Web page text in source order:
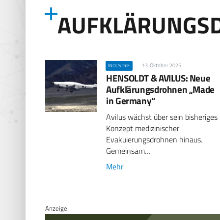
INDUSTRIE 13. Oktober 2025
HENSOLDT & AVILUS: Neue
Aufklärungsdrohnen „Made
in Germany“
Avilus wächst über sein bisheriges
Konzept medizinischer
Evakuierungsdrohnen hinaus.
Gemeinsam…
Mehr
Anzeige